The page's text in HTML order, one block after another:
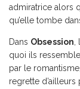
admiratrice alors
qu’elle tombe
Dans Obsession,
quoi ils
par le
regrette